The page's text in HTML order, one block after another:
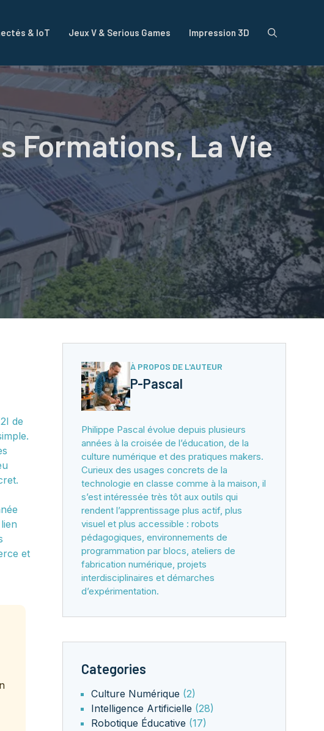
& IoT Jeux V & Serious Games Impression 3D
Formations, La Vie
de
et
À PROPOS DE L'AUTEUR
P-Pascal
Philippe Pascal évolue depuis plusieurs
années à la croisée de l’éducation, de la
culture numérique et des pratiques makers.
Curieux des usages concrets de la
technologie en classe comme à la maison, il
s’est intéressée très tôt aux outils qui
rendent l’apprentissage plus actif, plus
visuel et plus accessible : robots
pédagogiques, environnements de
programmation par blocs, ateliers de
fabrication numérique, projets
interdisciplinaires et démarches
d’expérimentation.
Categories
Culture Numérique (2)
Intelligence Artificielle (28)
Robotique Éducative (17)